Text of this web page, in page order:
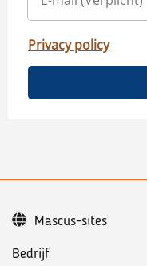
Privacy policy
Bedrijf
Mascus-sites